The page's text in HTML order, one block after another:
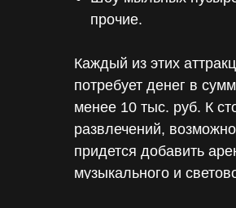
прочие.
Каждый из этих
потребует денег в
менее 10 тыс. руб. К
развлечений,
придется добавить
музыкального и